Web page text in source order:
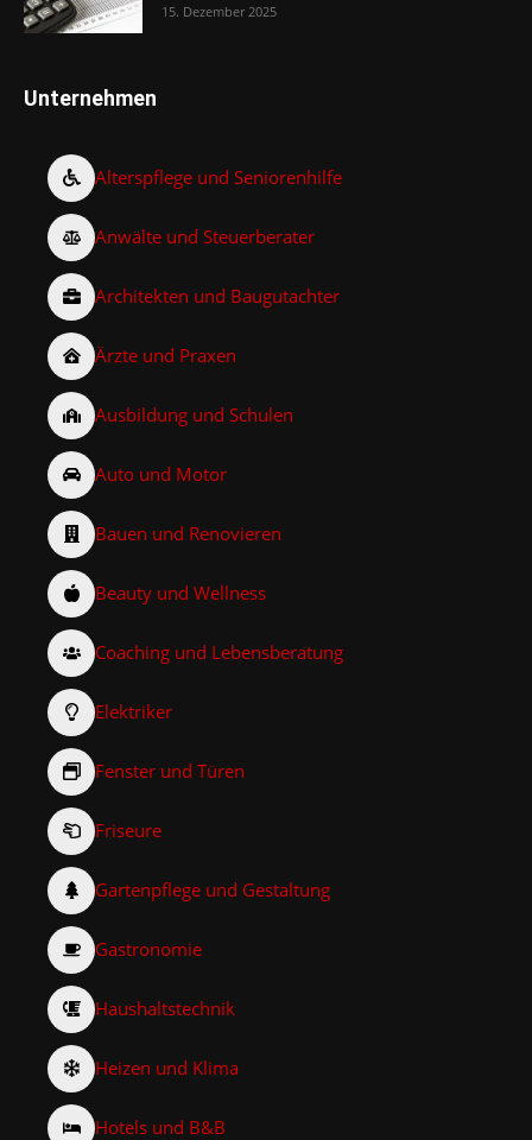
15. Dezember 2025
Unternehmen
Alterspflege und Seniorenhilfe
Anwälte und Steuerberater
Architekten und Baugutachter
Ärzte und Praxen
Ausbildung und Schulen
Auto und Motor
Bauen und Renovieren
Beauty und Wellness
Coaching und Lebensberatung
Elektriker
Fenster und Türen
Friseure
Gartenpflege und Gestaltung
Gastronomie
Haushaltstechnik
Heizen und Klima
Hotels und B&B